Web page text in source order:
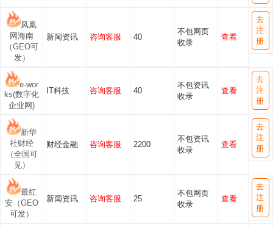
凤凰
网海南
（GEO可
发）
新闻资讯 咨询客服 40
不包网页
收录
查看
去
注
册
e-wor
ks(数字化
企业网)
IT科技 咨询客服 40
不包资讯
收录
查看
去
注
册
新华
社财经
（全国可
见）
财经金融 咨询客服 2200
不包资讯
收录
查看
去
注
册
最红
安（GEO
可发）
新闻资讯 咨询客服 25
不包网页
收录
查看
去
注
册